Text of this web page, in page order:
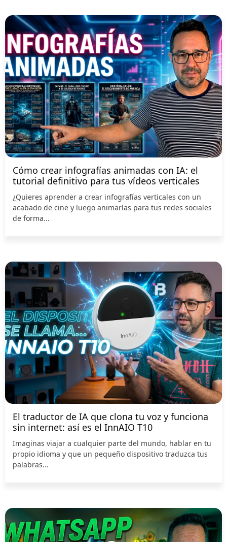
Cómo crear infografías animadas con IA: el
tutorial definitivo para tus vídeos verticales
¿Quieres aprender a crear infografías verticales con un
acabado de cine y luego animarlas para tus redes sociales
de forma...
El traductor de IA que clona tu voz y funciona
sin internet: así es el InnAIO T10
Imaginas viajar a cualquier parte del mundo, hablar en tu
propio idioma y que un pequeño dispositivo traduzca tus
palabras...